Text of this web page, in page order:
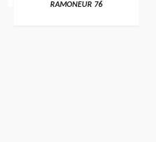
RAMONEUR 76